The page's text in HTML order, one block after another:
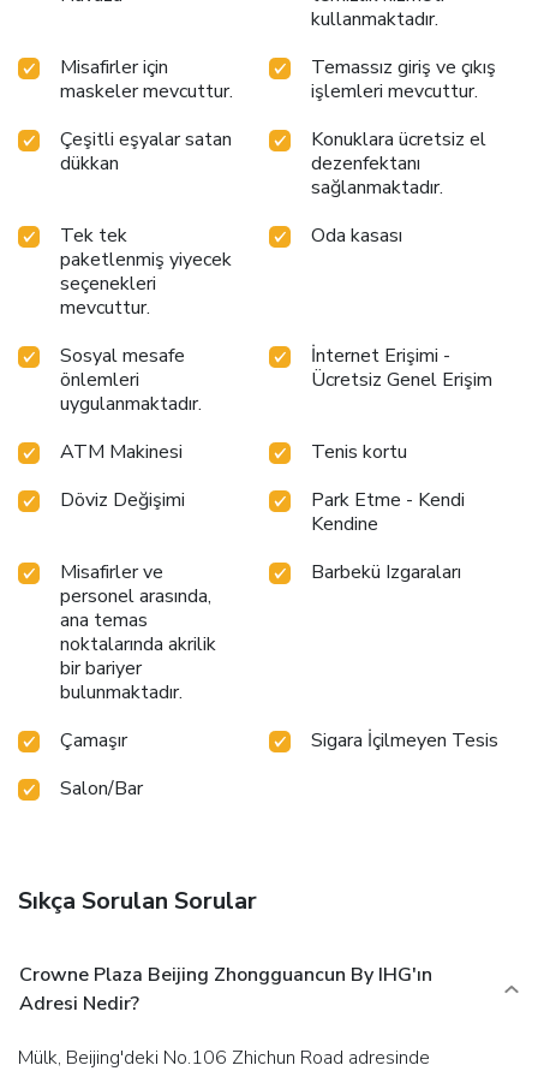
Relish an entertaining night without venturing beyond the
confines of the bar.Do you possess exceptional culinary
skills? Prepare your meals personally within the hotel at
its BBQ facilities. During your stay at hotel, an array of
engaging activities and amenities guarantees a delightful
experience. Treat and spoil yourself by taking a trip to
spa.Begin your holiday perfectly by taking a plunge into the
stopping by hotel and making use of their well-equipped
exercise amenities.
kullanmaktadır.
Misafirler için
maskeler mevcuttur.
Temassız giriş ve çıkış
işlemleri mevcuttur.
Çeşitli eşyalar satan
dükkan
Konuklara ücretsiz el
dezenfektanı
sağlanmaktadır.
Tek tek
paketlenmiş yiyecek
seçenekleri
mevcuttur.
Oda kasası
Sosyal mesafe
önlemleri
uygulanmaktadır.
İnternet Erişimi -
Ücretsiz Genel Erişim
ATM Makinesi
Tenis kortu
Döviz Değişimi
Park Etme - Kendi
Kendine
Misafirler ve
personel arasında,
ana temas
noktalarında akrilik
bir bariyer
bulunmaktadır.
Barbekü Izgaraları
Çamaşır
Sigara İçilmeyen Tesis
Salon/Bar
Sıkça Sorulan Sorular
Crowne Plaza Beijing Zhongguancun By IHG'ın
Adresi Nedir?
Mülk, Beijing'deki No.106 Zhichun Road adresinde